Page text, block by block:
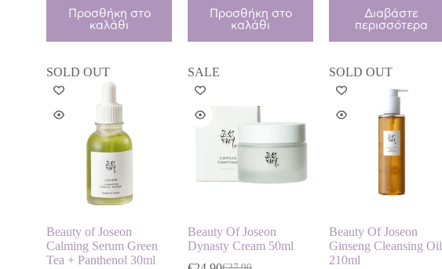
€25.90.
είναι:
€19.90.
Προσθήκη στο
καλάθι
€25.90.
είναι:
€19.90.
Προσθήκη στο
καλάθι
Διαβάστε
περισσότερα
SOLD OUT
Beauty of Joseon
Calming Serum Green
Tea + Panthenol 30ml
SALE
Beauty Of Joseon
Dynasty Cream 50ml
SOLD OUT
Beauty Of Joseon
Ginseng Cleansing Oil
210ml